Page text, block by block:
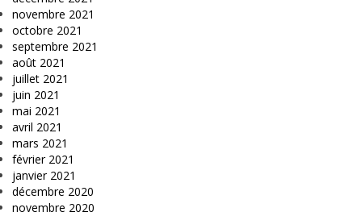
novembre 2021
octobre 2021
septembre 2021
août 2021
juillet 2021
juin 2021
mai 2021
avril 2021
mars 2021
février 2021
janvier 2021
décembre 2020
novembre 2020